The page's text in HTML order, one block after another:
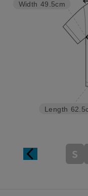
Length
Width 49.5cm
S